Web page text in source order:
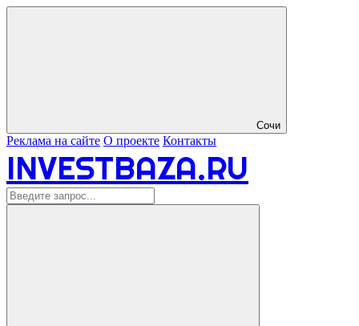
Сочи
Реклама на сайте О проекте Контакты
INVESTBAZA.RU